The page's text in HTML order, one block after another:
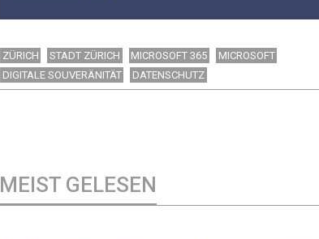
ZÜRICH STADT ZÜRICH MICROSOFT 365
MICROSOFT
DIGITALE SOUVERÄNITÄT
DATENSCHUTZ
MEIST GELESEN